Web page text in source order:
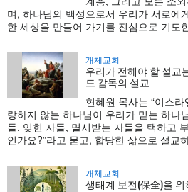
며, 하나님의 백성으로서 우리가 서로에
한 세상을 만들어 가기를 진심으로 기도
개체교회
우리가 전해야 할 설교
드 감독의 설교
현혜원 목사는 “이스
랑하지 않는 하나님이 우리가 믿는 하나
들, 잊힌 자들, 멸시받는 자들을 택하고
인가요?”라고 묻고, 합당한 삶으로 설교
개체교회
생태계 보전(保全)을 위